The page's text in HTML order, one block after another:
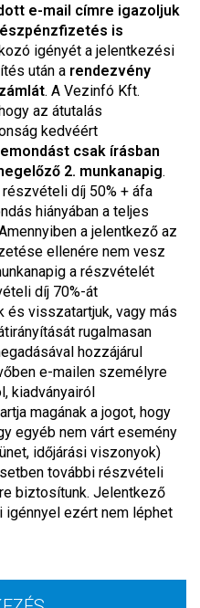
e-mail címre igazoljuk
is
igényét a jelentkezési
után a rendezvény
. A Vezinfó Kft.
az átutalás
kedvéért
csak írásban
2. munkanapig.
díj 50% + áfa
hiányában a teljes
a jelentkező az
ellenére nem vesz
a részvételét
díj 70%-át
visszatartjuk, vagy más
rugalmasan
hozzájárul
e-mailen személyre
kiadványairól
magának a jogot, hogy
egyéb nem várt esemény
időjárási viszonyok)
további részvételi
biztosítunk. Jelentkező
igénnyel ezért nem léphet